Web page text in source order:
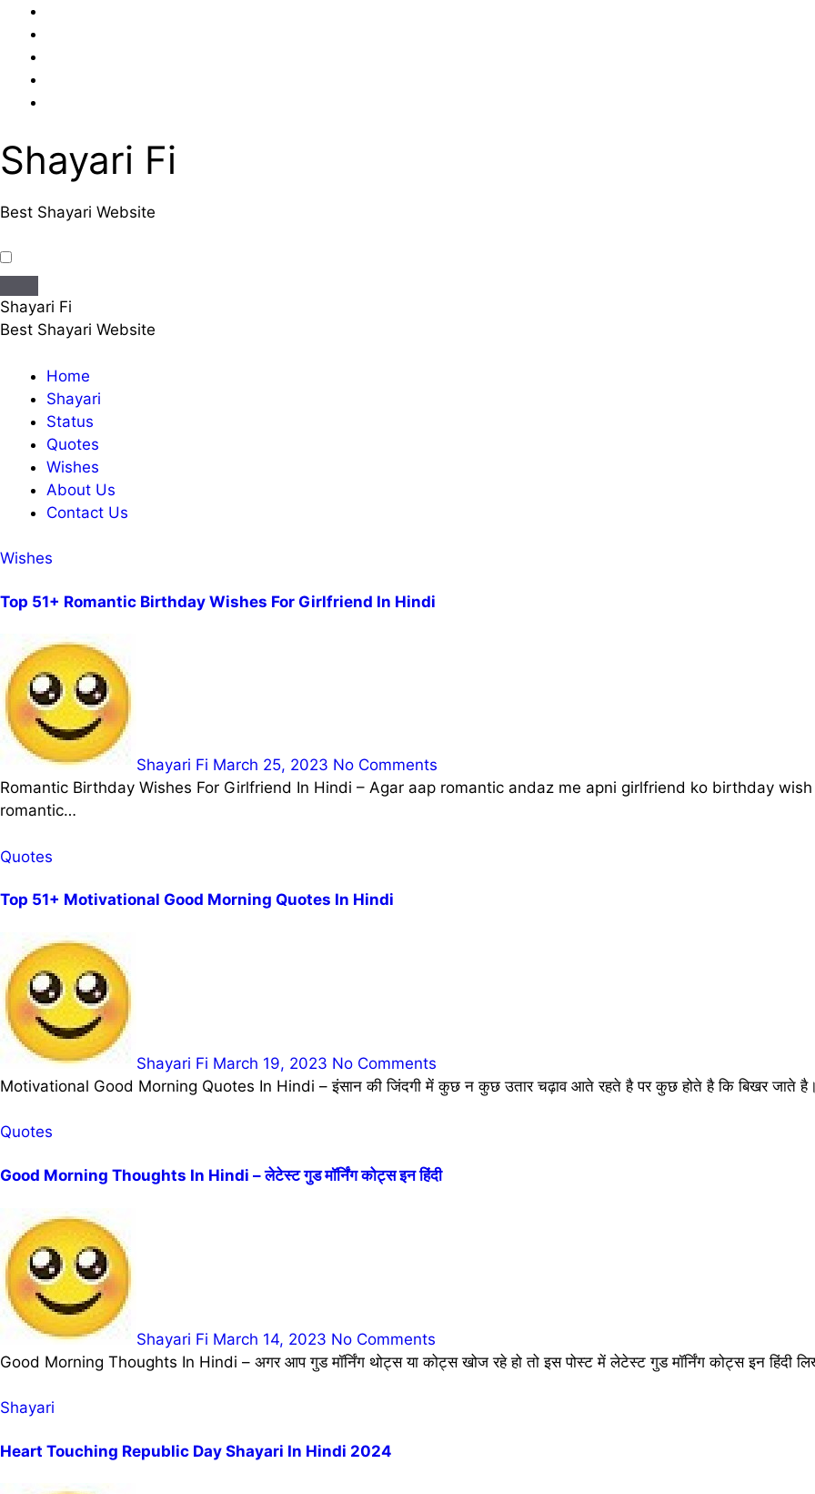
content
Shayari Fi
Best Shayari Website
Shayari Fi
Best Shayari Website
Home
Shayari
Status
Quotes
Wishes
About Us
Contact Us
Wishes
Top 51+ Romantic Birthday Wishes For Girlfriend In Hindi
Shayari Fi March 25, 2023 No Comments
Romantic Birthday Wishes For Girlfriend In Hindi – Agar aap romantic andaz me apni girlfriend ko birthday wish karna chahte ho to is post me girlfriend ke liye best
romantic…
Quotes
Top 51+ Motivational Good Morning Quotes In Hindi
Shayari Fi March 19, 2023 No Comments
Motivational Good Morning Quotes In Hindi – इंसान की जिंदगी में कुछ न कुछ उतार चढ़ाव आते रहते है पर कुछ होते है कि बिखर जाते है।
Quotes
Good Morning Thoughts In Hindi – लेटेस्ट गुड मॉर्निंग कोट्स इन हिंदी
Shayari Fi March 14, 2023 No Comments
Good Morning Thoughts In Hindi – अगर आप गुड मॉर्निंग थोट्स या कोट्स खोज रहे हो तो इस पोस्ट में लेटेस्ट गुड मॉर्निंग कोट्स इन हिंदी
Shayari
Heart Touching Republic Day Shayari In Hindi 2024